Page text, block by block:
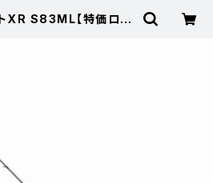
XR S83ML【特価ロッ